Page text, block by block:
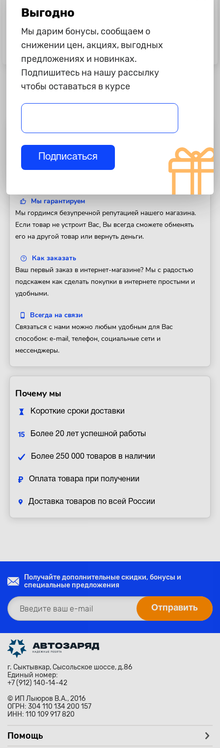
99 ₽
Буква U, хром
99 ₽
Буква S, хром
Доставка
Доставим Ваш заказ в любой регион России. Отправка
Мы гарантируем
Мы гордимся безупречной репутацией нашего магазина.
Если товар не устроит Вас, Вы всегда сможете обменять
его на другой товар или вернуть деньги.
Как заказать
Ваш первый заказ в интернет-магазине? Мы с радостью
подскажем как сделать покупки в интернете простыми и
удобными.
Всегда на связи
Связаться с нами можно любым удобным для Вас
способом: e-mail, телефон, социальные сети и
мессенджеры.
Почему мы
Короткие сроки доставки
Более 20 лет успешной работы
Более 250 000 товаров в наличии
Оплата товара при получении
Доставка товаров по всей России
Получайте дополнительные скидки, бонусы и
специальные предложения
г. Сыктывкар, Сысольское шоссе, д.86
Единый номер:
+7 (912) 140-14-42
© ИП Лыюров В.А., 2016
ОГРН: 304 110 134 200 157
ИНН: 110 109 917 820
Помощь
Выгодно
Мы дарим бонусы, сообщаем о
снижении цен, акциях, выгодных
предложениях и новинках.
Подпишитесь на нашу рассылку
чтобы оставаться в курсе
Подписаться